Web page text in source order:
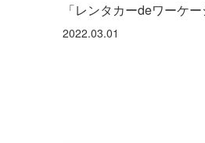
2022.03.01